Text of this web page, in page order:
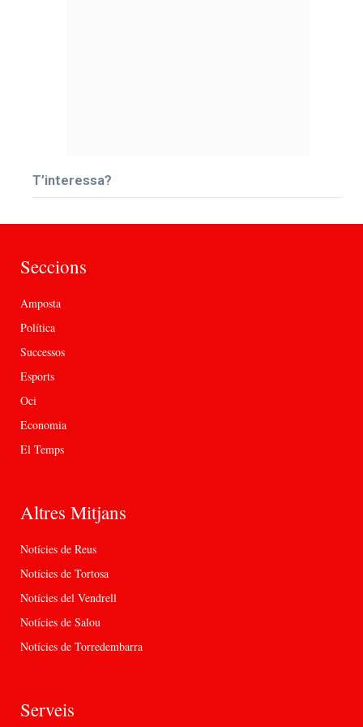
T’interessa?
Seccions
Amposta
Política
Successos
Esports
Oci
Economia
El Temps
Altres Mitjans
Notícies de Reus
Notícies de Tortosa
Notícies del Vendrell
Notícies de Salou
Notícies de Torredembarra
Serveis